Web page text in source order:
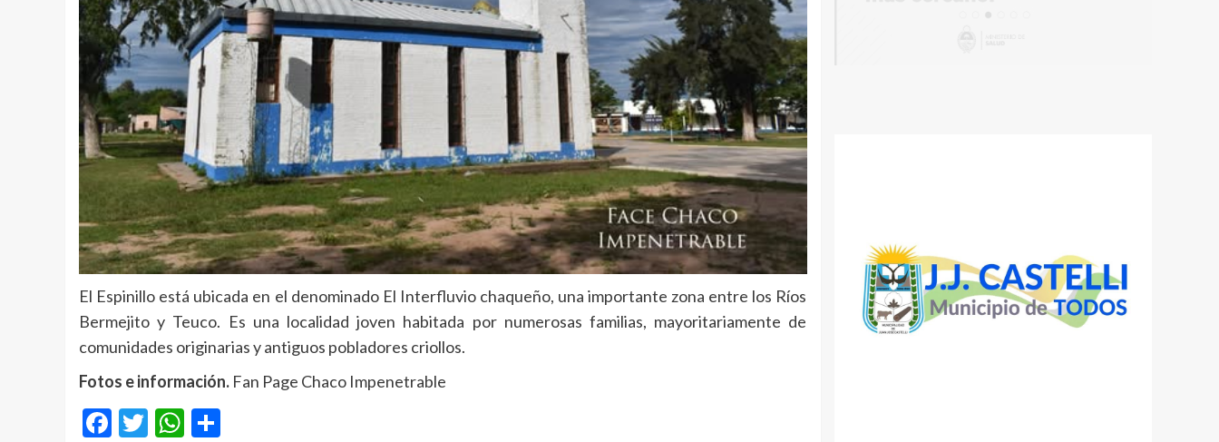
El Espinillo está ubicada en el denominado El Interfluvio chaqueño, una importante zona entre los Ríos
Bermejito y Teuco. Es una localidad joven habitada por numerosas familias, mayoritariamente de
comunidades originarias y antiguos pobladores criollos.
Fotos e información. Fan Page Chaco Impenetrable
Facebook
TwitterWhatsApp